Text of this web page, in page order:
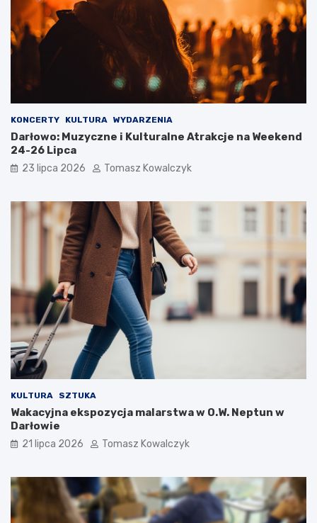
KONCERTY KULTURA WYDARZENIA
Darłowo: Muzyczne i Kulturalne Atrakcje na Weekend
24-26 Lipca
23 lipca 2026 Tomasz Kowalczyk
KULTURA SZTUKA
Wakacyjna ekspozycja malarstwa w O.W. Neptun w
Darłowie
21 lipca 2026 Tomasz Kowalczyk